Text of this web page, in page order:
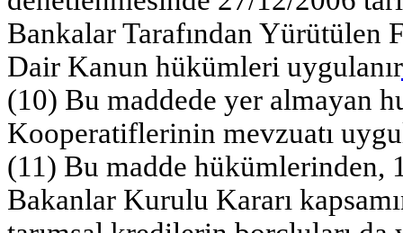
Bankalar Tarafından Yürütülen
Dair Kanun hükümleri uygulanır
(10) Bu maddede yer almayan
Kooperatiflerinin mevzuatı
(11) Bu madde hükümlerinden,
Bakanlar Kurulu Kararı